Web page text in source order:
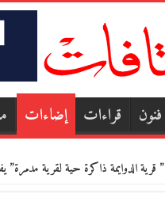
فنون قراءات إضاءات
” قرية الدوايمة ذاكرة حية لقرية مدمرة”